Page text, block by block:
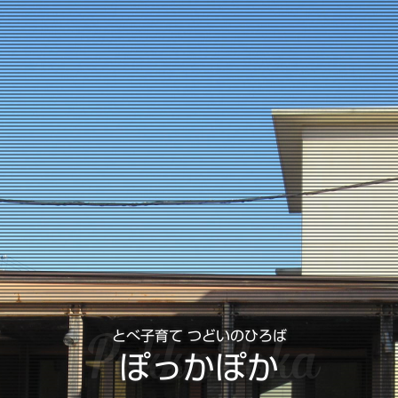
とべ子育て つどいのひろば
ぽっかぽか
PokkaPoka